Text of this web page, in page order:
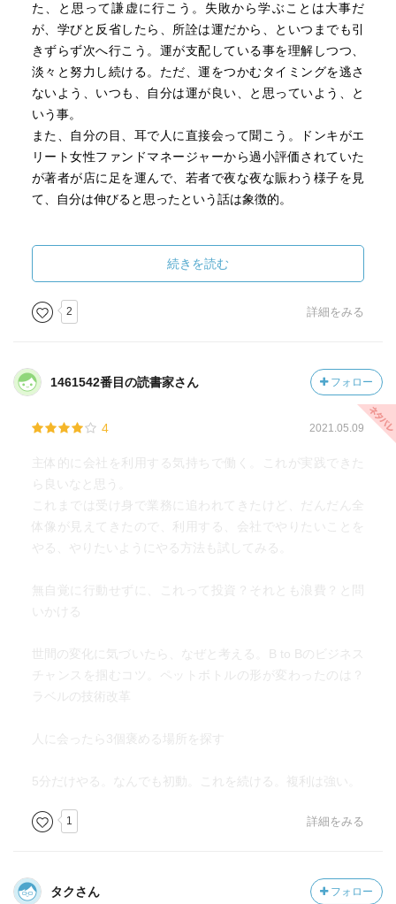
た、と思って謙虚に行こう。失敗から学ぶことは大事だ
が、学びと反省したら、所詮は運だから、といつまでも引
きずらず次へ行こう。運が支配している事を理解しつつ、
淡々と努力し続ける。ただ、運をつかむタイミングを逃さ
ないよう、いつも、自分は運が良い、と思っていよう、と
いう事。
また、自分の目、耳で人に直接会って聞こう。ドンキがエ
リート女性ファンドマネージャーから過小評価されていた
が著者が店に足を運んで、若者で夜な夜な賑わう様子を見
て、自分は伸びると思ったという話は象徴的。
く、挨拶してくれる、とか当たり前の事書いてる、と思い
きや、成長や投資のリターンってすぐに返って来るもので
なし、毎日の積み重ねに他ならないという事。
聞いたな…個人的にはお腹いっぱい。あ、こういう姿勢は
いけませんな。
投資の要素
に、と思う。一方で、海外特にアメリカは寄付文化。ま
あ、アメリカは寄付すると税金対策になると言う仕組みが
続きを読む
2 詳細をみる
1461542番目の読書家さん フォロー
4 2021.05.09
主体的に会社を利用する気持ちで働く。これが実践できた
ら良いなと思う。
これまでは受け身で業務に追われてきたけど、だんだん全
体像が見えてきたので、利用する、会社でやりたいことを
やる、やりたいようにやる方法も試してみる。
無自覚に行動せずに、これって投資？それとも浪費？と問
いかける
世間の変化に気づいたら、なぜと考える。B to Bのビジネス
チャンスを掴むコツ。ペットボトルの形が変わったのは？
ラベルの技術改革
人に会ったら3個褒める場所を探す
5分だけやる。なんでも初動。これを続ける。複利は強い。
1 詳細をみる
タクさん フォロー